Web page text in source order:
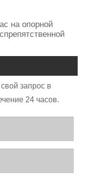
на опорной
запрос в
24 часов.